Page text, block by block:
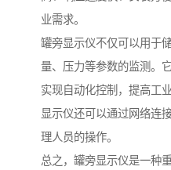
业需求。
罐旁显示仪不仅可以用于
量、压力等参数的监测。
实现自动化控制，提高工
显示仪还可以通过网络连
理人员的操作。
总之，罐旁显示仪是一种